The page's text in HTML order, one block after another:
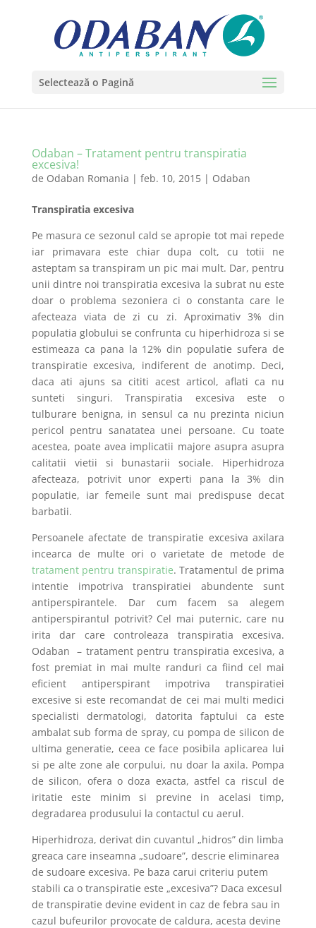
Selectează o Pagină
Odaban – Tratament pentru transpiratia
excesiva!
de Odaban Romania | feb. 10, 2015| Odaban
Transpiratia excesiva
Pe masura ce sezonul cald se apropie tot mai repede
iar primavara este chiar dupa colt, cu totii ne
asteptam sa transpiram un pic mai mult. Dar, pentru
unii dintre noi transpiratia excesiva la subrat nu este
doar o problema sezoniera ci o constanta care le
afecteaza viata de zi cu zi. Aproximativ 3% din
populatia globului se confrunta cu hiperhidroza si se
estimeaza ca pana la 12% din populatie sufera de
transpiratie excesiva, indiferent de anotimp. Deci,
daca ati ajuns sa cititi acest articol, aflati ca nu
sunteti singuri. Transpiratia excesiva este o
tulburare benigna, in sensul ca nu prezinta niciun
pericol pentru sanatatea unei persoane. Cu toate
acestea, poate avea implicatii majore asupra asupra
calitatii vietii si bunastarii sociale. Hiperhidroza
afecteaza, potrivit unor experti pana la 3% din
populatie, iar femeile sunt mai predispuse decat
barbatii.
Persoanele afectate de transpiratie excesiva axilara
incearca de multe ori o varietate de metode de
tratament pentru transpiratie. Tratamentul de prima
intentie impotriva transpiratiei abundente sunt
antiperspirantele. Dar cum facem sa alegem
antiperspirantul potrivit? Cel mai puternic, care nu
irita dar care controleaza transpiratia excesiva.
Odaban – tratament pentru transpiratia excesiva, a
fost premiat in mai multe randuri ca fiind cel mai
eficient antiperspirant impotriva transpiratiei
excesive si este recomandat de cei mai multi medici
specialisti dermatologi, datorita faptului ca este
ambalat sub forma de spray, cu pompa de silicon de
ultima generatie, ceea ce face posibila aplicarea lui
si pe alte zone ale corpului, nu doar la axila. Pompa
de silicon, ofera o doza exacta, astfel ca riscul de
iritatie este minim si previne in acelasi timp,
degradarea produsului la contactul cu aerul.
Hiperhidroza, derivat din cuvantul „hidros” din limba
greaca care inseamna „sudoare”, descrie eliminarea
de sudoare excesiva. Pe baza carui criteriu putem
stabili ca o transpiratie este „excesiva”? Daca excesul
de transpiratie devine evident in caz de febra sau in
cazul bufeurilor provocate de caldura, acesta devine